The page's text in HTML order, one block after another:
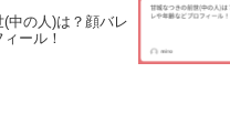
中の人)は？顔バレ
ール！